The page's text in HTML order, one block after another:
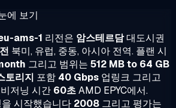
에 보기
ams-1 리전은 암스테르담대도시권
북미, 유럽, 중동, 아시아 전역. 플랜 시
그리고 범위는 512 MB to 64 GB
토리지 포함 40 Gbps 업링크 그리고
저닝 시간 60초AMD EPYC에서.
시작했습니다 2008 그리고 평가는